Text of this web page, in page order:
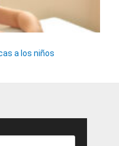
a los niños